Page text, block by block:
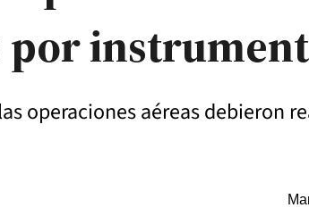
por
operaciones aéreas debieron